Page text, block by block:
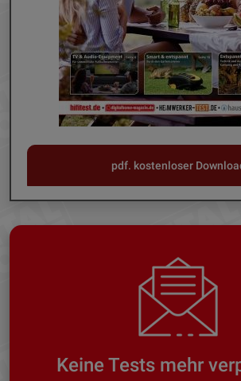
pdf. kostenloser
Keine Tests mehr